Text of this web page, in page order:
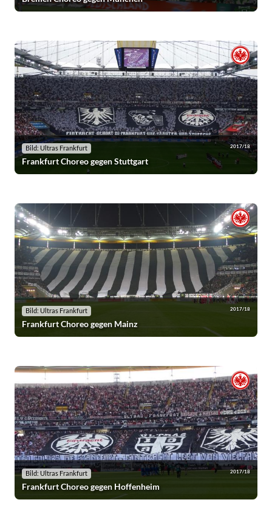
Bild: Ultras Frankfurt 2017/18
Frankfurt Choreo gegen Stuttgart
Bild: Ultras Frankfurt 2017/18
Frankfurt Choreo gegen Mainz
Bild: Ultras Frankfurt 2017/18
Frankfurt Choreo gegen Hoffenheim